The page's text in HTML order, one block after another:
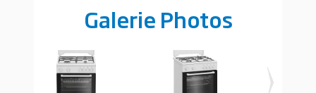
Galerie Photos